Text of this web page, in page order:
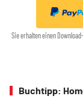
Sie erhalten einen
Buchtipp: